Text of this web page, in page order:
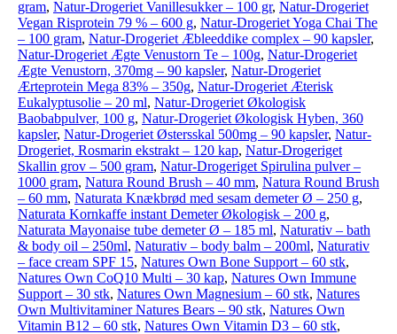
gram, Natur-Drogeriet Vanillesukker – 100 gr, Natur-Drogeriet
Vegan Risprotein 79 % – 600 g, Natur-Drogeriet Yoga Chai The
– 100 gram, Natur-Drogeriet Æbleeddike complex – 90 kapsler,
Natur-Drogeriet Ægte Venustorn Te – 100g, Natur-Drogeriet
Ægte Venustorn, 370mg – 90 kapsler, Natur-Drogeriet
Ærteprotein Mega 83% – 350g, Natur-Drogeriet Æterisk
Eukalyptusolie – 20 ml, Natur-Drogeriet Økologisk
Baobabpulver, 100 g, Natur-Drogeriet Økologisk Hyben, 360
kapsler, Natur-Drogeriet Østersskal 500mg – 90 kapsler, Natur-
Drogeriet, Rosmarin ekstrakt – 120 kap, Natur-Drogeriget
Skallin grov – 500 gram, Natur-Drogeriget Spirulina pulver –
1000 gram, Natura Round Brush – 40 mm, Natura Round Brush
– 60 mm, Naturata Knækbrød med sesam demeter Ø – 250 g,
Naturata Kornkaffe instant Demeter Økologisk – 200 g,
Naturata Mayonaise tube demeter Ø – 185 ml, Naturativ – bath
& body oil – 250ml, Naturativ – body balm – 200ml, Naturativ
– face cream SPF 15, Natures Own Bone Support – 60 stk,
Natures Own CoQ10 Multi – 30 kap, Natures Own Immune
Support – 30 stk, Natures Own Magnesium – 60 stk, Natures
Own Multivitaminer Natures Bears – 90 stk, Natures Own
Vitamin B12 – 60 stk, Natures Own Vitamin D3 – 60 stk,